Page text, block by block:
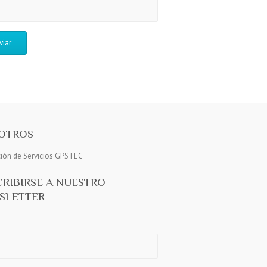
de Servicios GPSTEC
A NUESTRO